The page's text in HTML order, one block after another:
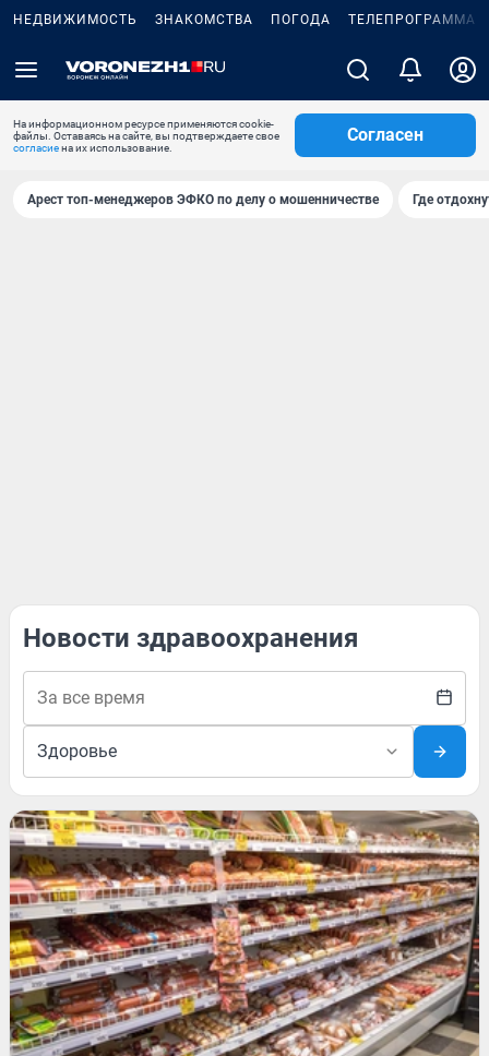
НЕДВИЖИМОСТЬ ЗНАКОМСТВА ПОГОДА ТЕЛЕПРОГРАММА
На информационном ресурсе применяются cookie-
файлы. Оставаясь на сайте, вы подтверждаете свое
согласиена их использование.
Согласен
Арест топ-менеджеров ЭФКО по делу о мошенничестве Где
Новости здравоохранения